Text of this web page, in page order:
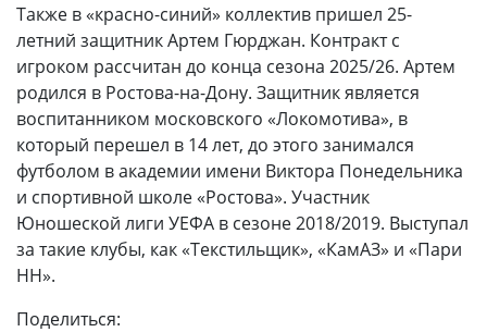
Также в «красно-синий» коллектив пришел 25-
летний защитник Артем Гюрджан. Контракт с
игроком рассчитан до конца сезона 2025/26. Артем
родился в Ростова-на-Дону. Защитник является
воспитанником московского «Локомотива», в
который перешел в 14 лет, до этого занимался
футболом в академии имени Виктора Понедельника
и спортивной школе «Ростова». Участник
Юношеской лиги УЕФА в сезоне 2018/2019. Выступал
за такие клубы, как «Текстильщик», «КамАЗ» и «Пари
НН».
Поделиться: